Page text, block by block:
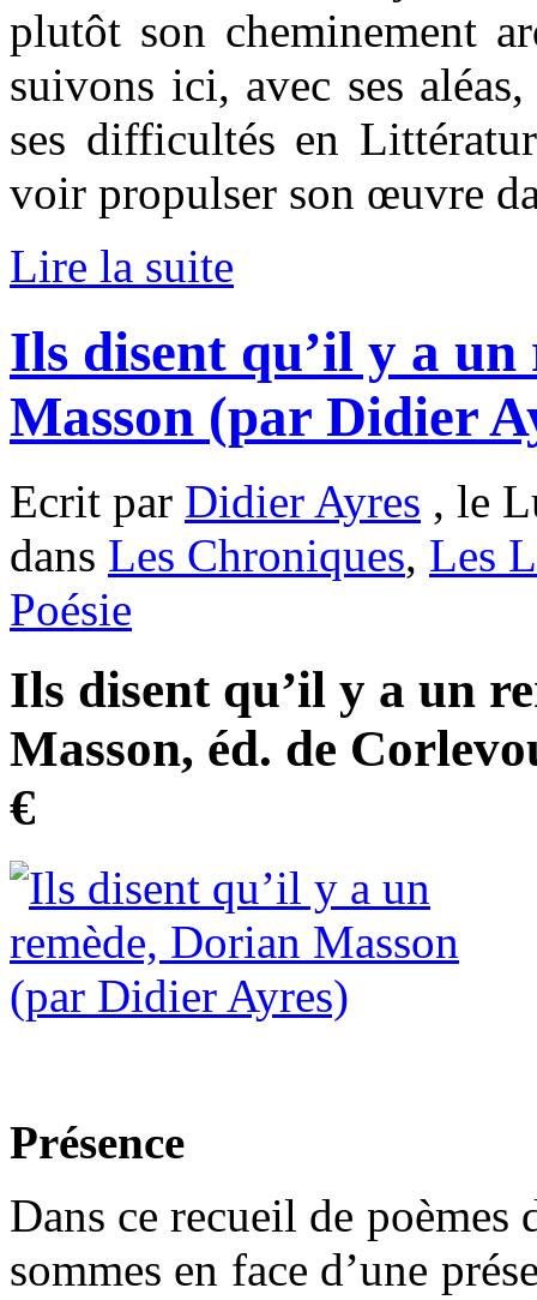
plutôt son cheminement
suivons ici, avec ses
ses difficultés en
voir propulser son œuvre
Lire la suite
Ils disent qu’il y a
Masson (par Didier
Ecrit par Didier Ayres , le
dans Les Chroniques, Les
Poésie
Ils disent qu’il y a un
Masson, éd. de
€
Présence
Dans ce recueil de
sommes en face d’une